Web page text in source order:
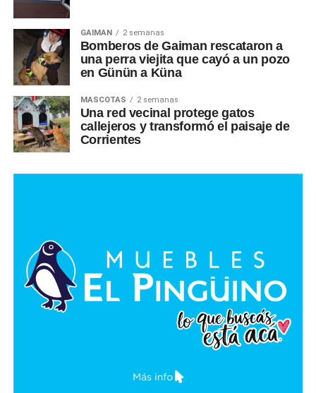
GAIMAN 2 semanas
Bomberos de Gaiman rescataron a
una perra viejita que cayó a un pozo
en Günün a Küna
MASCOTAS 2 semanas
Una red vecinal protege gatos
callejeros y transformó el paisaje de
Corrientes